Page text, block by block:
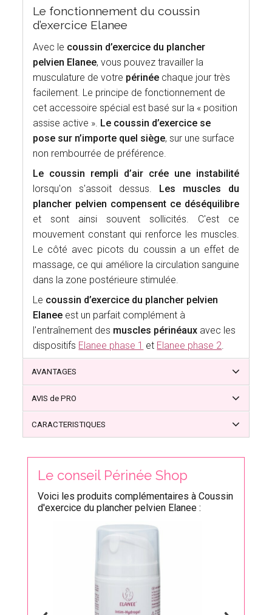
Le fonctionnement du coussin
d’exercice Elanee
Avec le coussin d’exercice du plancher
pelvien Elanee, vous pouvez travailler la
musculature de votre périnée chaque jour très
facilement. Le principe de fonctionnement de
cet accessoire spécial est basé sur la « position
assise active ». Le coussin d’exercice se
pose sur n’importe quel siège, sur une surface
non rembourrée de préférence.
Le coussin rempli d’air crée une instabilité
lorsqu'on s'assoit dessus.
Les muscles du
plancher pelvien compensent ce déséquilibre
et sont ainsi souvent sollicités. C'est ce
mouvement constant qui renforce les muscles.
Le côté avec picots du coussin a un effet de
massage, ce qui améliore la circulation sanguine
dans la zone postérieure stimulée.
Le coussin d’exercice du plancher pelvien
Elanee est un parfait complément à
l'entraînement des muscles périnéaux avec les
dispositifs Elanee phase 1 et Elanee phase 2.
AVANTAGES
AVIS de PRO
CARACTERISTIQUES
Le conseil Périnée Shop
Voici les produits complémentaires à Coussin
d'exercice du plancher pelvien Elanee :